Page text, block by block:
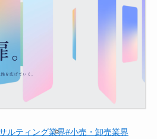
ルティング業界#小売・卸売業界